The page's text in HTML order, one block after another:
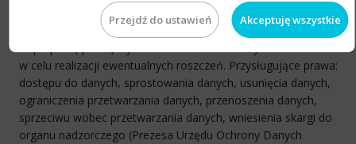
będą w celu weryfikacji potencjalnych Partnerów Administratora,
nadanie im odpowiedniego statusu i uprawnień, umożliwiających
współpracę pomiędzy Administratorem a danym Partnerem oraz
w celu realizacji ewentualnych roszczeń. Przysługujące prawa:
dostępu do danych, sprostowania danych, usunięcia danych,
ograniczenia przetwarzania danych, przenoszenia danych,
sprzeciwu wobec przetwarzania danych, wniesienia skargi do
organu nadzorczego (Prezesa Urzędu Ochrony Danych
Przejdź do ustawień Akceptuję wszystkie